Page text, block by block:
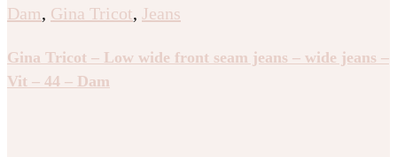
Dam, Gina Tricot, Jeans
Gina Tricot – Low wide front seam jeans – wide jeans –
Vit – 44 – Dam